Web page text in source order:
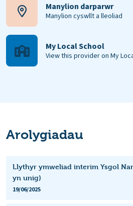
Manylion darparwr
Manylion cyswllt a lleoliad
My Local School
View this provider on My
Arolygiadau
Llythyr ymweliad interim Ysgol
yn unig)
19/06/2025